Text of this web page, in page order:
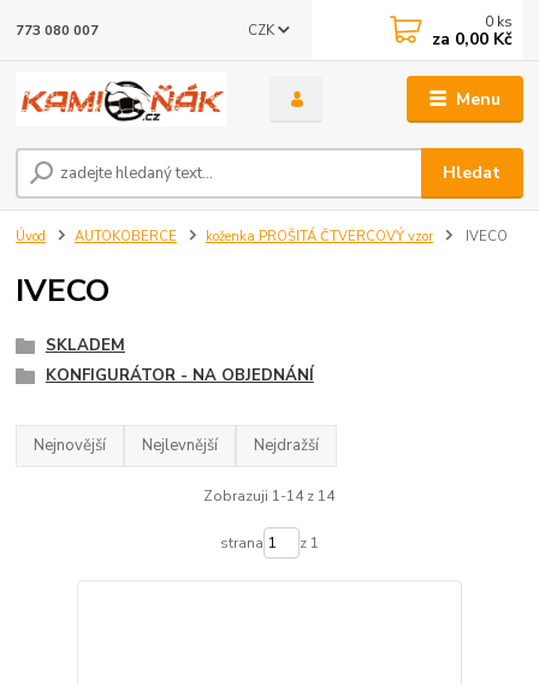
Menu
CZK
Hledat
773 080 007 0 ks
za 0,00 Kč
Úvod AUTOKOBERCE koženka PROŠITÁ ČTVERCOVÝ vzor IVECO
IVECO
SKLADEM
KONFIGURÁTOR - NA OBJEDNÁNÍ
Nejnovější Nejlevnější Nejdražší
Zobrazuji 1-14 z 14
strana z 1